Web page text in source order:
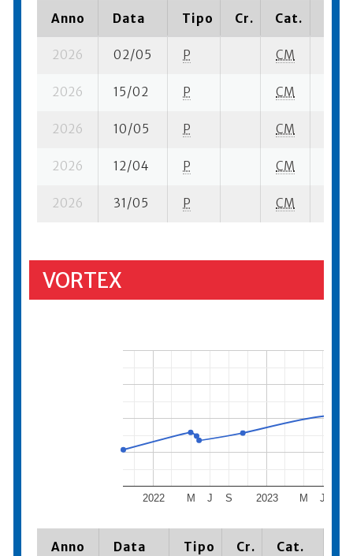
Anno Data Tipo Cr. Cat.
2026 02/05 P CM
2026 15/02 P CM
2026 10/05 P CM
2026 12/04 P CM
2026 31/05 P CM
VORTEX
2022 2023
M J S M J
Anno Data Tipo Cr. Cat.